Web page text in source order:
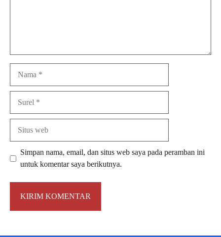
Simpan nama, email, dan situs web saya pada peramban ini
untuk komentar saya berikutnya.